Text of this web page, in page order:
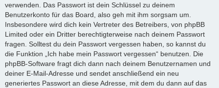
verwenden. Das Passwort ist dein Schlüssel zu deinem
Benutzerkonto für das Board, also geh mit ihm sorgsam um.
Insbesondere wird dich kein Vertreter des Betreibers, von phpBB
Limited oder ein Dritter berechtigterweise nach deinem Passwort
fragen. Solltest du dein Passwort vergessen haben, so kannst du
die Funktion „Ich habe mein Passwort vergessen“ benutzen. Die
phpBB-Software fragt dich dann nach deinem Benutzernamen und
deiner E-Mail-Adresse und sendet anschließend ein neu
generiertes Passwort an diese Adresse, mit dem du dann auf das